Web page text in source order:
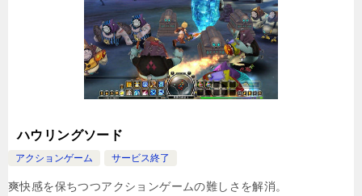
ハウリングソード
アクションゲーム サービス終了
爽快感を保ちつつアクションゲームの難しさを解消。